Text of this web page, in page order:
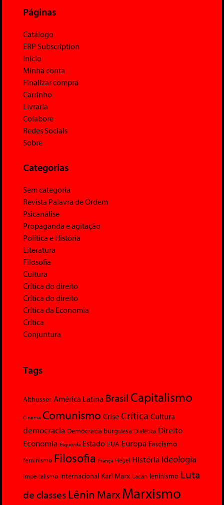
Páginas
Catálogo
ERP Subscription
Início
Minha conta
Finalizar compra
Carrinho
Livraria
Colabore
Redes Sociais
Sobre
Categorias
Sem categoria
Revista Palavra de Ordem
Psicanálise
Propaganda e agitação
Política e História
Literatura
Filosofia
Cultura
Crítica do direito
Crítica do direito
Crítica da Economia
Crítica
Conjuntura
Tags
Althusser América Latina Brasil Capitalismo
Cinema Comunismo Crise Crítica Cultura
democracia Democracia burguesa Dialética Direito
Economia Esquerda Estado EUA Europa Fascismo
feminismo Filosofia França Hegel História Ideologia
Imperialismo Internacional Karl Marx Lacan leninismo Luta
de classesLênin MarxMarxismo